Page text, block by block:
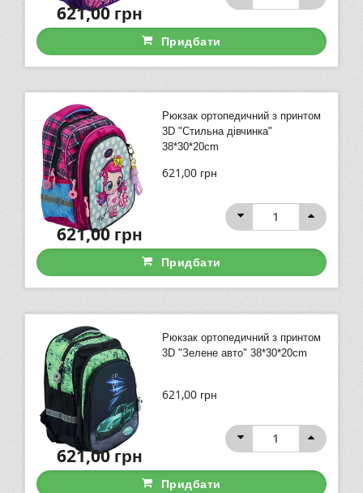
621,00грн
Придбати
Рюкзак ортопедичний з принтом
3D "Cтильна дівчинка"
38*30*20cm
621,00 грн
621,00грн
Придбати
Рюкзак ортопедичний з принтом
3D "Зелене авто" 38*30*20cm
621,00 грн
621,00грн
Придбати